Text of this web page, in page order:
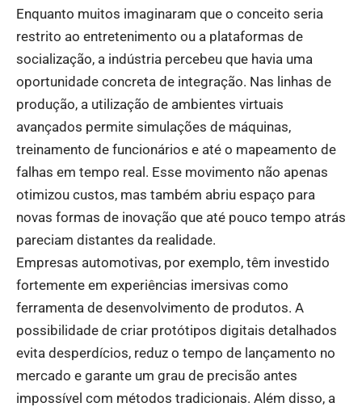
Enquanto muitos imaginaram que o conceito seria
restrito ao entretenimento ou a plataformas de
socialização, a indústria percebeu que havia uma
oportunidade concreta de integração. Nas linhas de
produção, a utilização de ambientes virtuais
avançados permite simulações de máquinas,
treinamento de funcionários e até o mapeamento de
falhas em tempo real. Esse movimento não apenas
otimizou custos, mas também abriu espaço para
novas formas de inovação que até pouco tempo atrás
pareciam distantes da realidade.
Empresas automotivas, por exemplo, têm investido
fortemente em experiências imersivas como
ferramenta de desenvolvimento de produtos. A
possibilidade de criar protótipos digitais detalhados
evita desperdícios, reduz o tempo de lançamento no
mercado e garante um grau de precisão antes
impossível com métodos tradicionais. Além disso, a